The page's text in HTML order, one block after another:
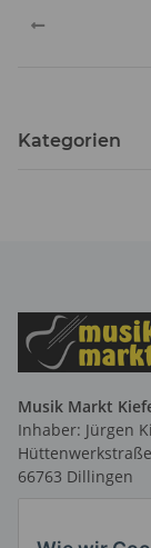
Kategorien
Musik Markt
Inhaber: Jürgen
66763 Dillingen